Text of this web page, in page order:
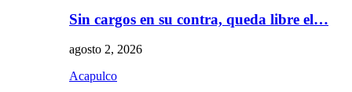
Sin cargos en su contra, queda libre el…
agosto 2, 2026
Acapulco